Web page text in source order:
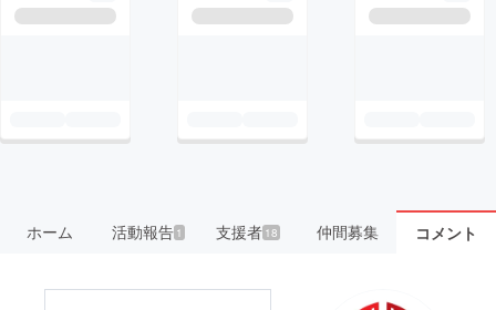
ホーム 活動報告1 支援者 18 仲間募集 コメント